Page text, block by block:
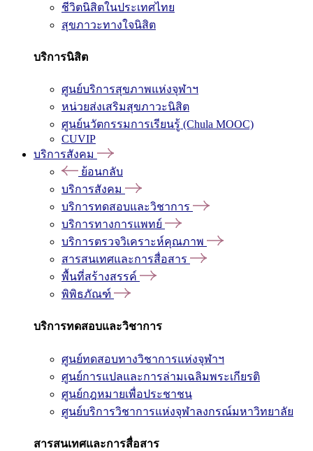
ชีวิตนิสิตในประเทศไทย
สุขภาวะทางใจนิสิต
บริการนิสิต
ศูนย์บริการสุขภาพแห่งจุฬาฯ
หน่วยส่งเสริมสุขภาวะนิสิต
ศูนย์นวัตกรรมการเรียนรู้ (Chula MOOC)
CUVIP
บริการสังคม
ย้อนกลับ
บริการสังคม
บริการทดสอบและวิชาการ
บริการทางการแพทย์
บริการตรวจวิเคราะห์คุณภาพ
สารสนเทศและการสื่อสาร
พื้นที่สร้างสรรค์
พิพิธภัณฑ์
บริการทดสอบและวิชาการ
ศูนย์ทดสอบทางวิชาการแห่งจุฬาฯ
ศูนย์การแปลและการล่ามเฉลิมพระเกียรติ
ศูนย์กฎหมายเพื่อประชาชน
ศูนย์บริการวิชาการแห่งจุฬาลงกรณ์มหาวิทยาลัย
สารสนเทศและการสื่อสาร